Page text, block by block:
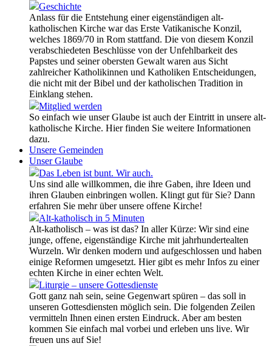
Geschichte
Anlass für die Entstehung einer eigenständigen alt-
katholischen Kirche war das Erste Vatikanische Konzil,
welches 1869/70 in Rom stattfand. Die von diesem Konzil
verabschiedeten Beschlüsse von der Unfehlbarkeit des
Papstes und seiner obersten Gewalt waren aus Sicht
zahlreicher Katholikinnen und Katholiken Entscheidungen,
die nicht mit der Bibel und der katholischen Tradition in
Einklang stehen.
Mitglied werden
So einfach wie unser Glaube ist auch der Eintritt in unsere alt-
katholische Kirche. Hier finden Sie weitere Informationen
dazu.
Unsere Gemeinden
Unser Glaube
Das Leben ist bunt. Wir auch.
Uns sind alle willkommen, die ihre Gaben, ihre Ideen und
ihren Glauben einbringen wollen. Klingt gut für Sie? Dann
erfahren Sie mehr über unsere offene Kirche!
Alt-katholisch in 5 Minuten
Alt-katholisch – was ist das? In aller Kürze: Wir sind eine
junge, offene, eigenständige Kirche mit jahrhundertealten
Wurzeln. Wir denken modern und aufgeschlossen und haben
einige Reformen umgesetzt. Hier gibt es mehr Infos zu einer
echten Kirche in einer echten Welt.
Liturgie – unsere Gottesdienste
Gott ganz nah sein, seine Gegenwart spüren – das soll in
unseren Gottesdiensten möglich sein. Die folgenden Zeilen
vermitteln Ihnen einen ersten Eindruck. Aber am besten
kommen Sie einfach mal vorbei und erleben uns live. Wir
freuen uns auf Sie!